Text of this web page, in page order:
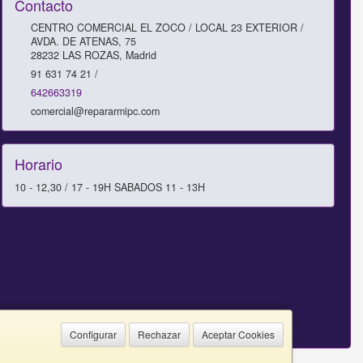
Configurar Rechazar Aceptar Cookies
Contacto
CENTRO COMERCIAL EL ZOCO / LOCAL 23 EXTERIOR /
AVDA. DE ATENAS, 75
28232 LAS ROZAS, Madrid
91 631 74 21 /
642663319
comercial@repararmipc.com
Horario
10 - 12,30 / 17 - 19H SABADOS 11 - 13H